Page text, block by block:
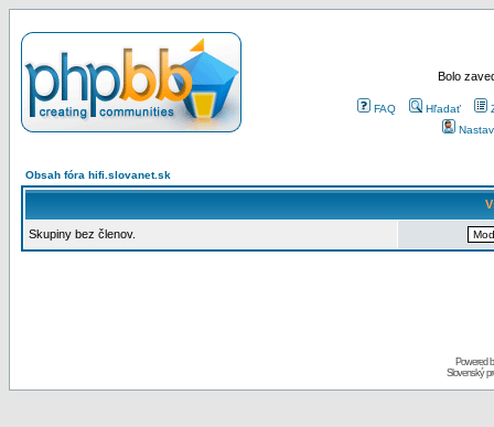
Bolo
FAQ Hľadať
Obsah fóra hifi.slovanet.sk
Skupiny bez členov.
Powered
Slovenský